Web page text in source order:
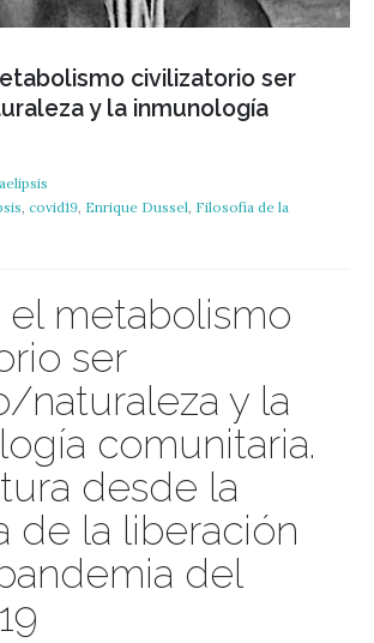
civilizatorio ser
y la inmunología
, covid19, Enrique Dussel, Filosofía de la
el metabolismo
ser
naturaleza y la
comunitaria.
desde la
de la liberación
del